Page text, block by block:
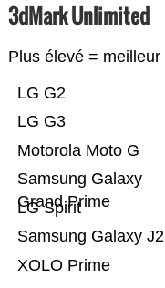
3dMark Unlimited
Plus élevé = meilleur
XOLO Prime
Samsung Galaxy J2
LG Spirit
Samsung Galaxy
Grand Prime
Motorola Moto G
LG G3
LG G2